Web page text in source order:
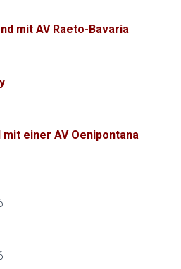
mit AV Raeto-Bavaria
einer AV Oenipontana